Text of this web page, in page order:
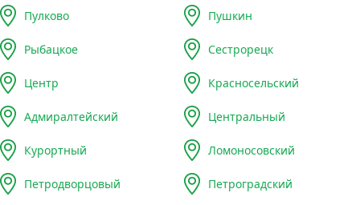
Пулково Пушкин
Рыбацкое Сестрорецк
Центр Красносельский
Адмиралтейский Центральный
Курортный Ломоносовский
Петродворцовый Петроградский